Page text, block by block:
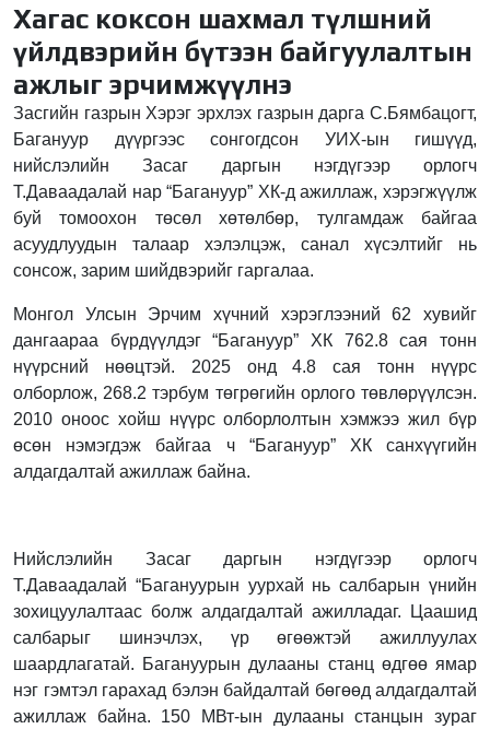
Хагас коксон шахмал түлшний
үйлдвэрийн бүтээн байгуулалтын
ажлыг эрчимжүүлнэ
Засгийн газрын Хэрэг эрхлэх газрын дарга С.Бямбацогт,
Багануур дүүргээс сонгогдсон УИХ-ын гишүүд,
нийслэлийн Засаг даргын нэгдүгээр орлогч
Т.Даваадалай нар “Багануур” ХК-д ажиллаж, хэрэгжүүлж
буй томоохон төсөл хөтөлбөр, тулгамдаж байгаа
асуудлуудын талаар хэлэлцэж, санал хүсэлтийг нь
сонсож, зарим шийдвэрийг гаргалаа.
Монгол Улсын Эрчим хүчний хэрэглээний 62 хувийг
дангаараа бүрдүүлдэг “Багануур” ХК 762.8 сая тонн
нүүрсний нөөцтэй. 2025 онд 4.8 сая тонн нүүрс
олборлож, 268.2 тэрбум төгрөгийн орлого төвлөрүүлсэн.
2010 оноос хойш нүүрс олборлолтын хэмжээ жил бүр
өсөн нэмэгдэж байгаа ч “Багануур” ХК санхүүгийн
алдагдалтай ажиллаж байна.
Нийслэлийн Засаг даргын нэгдүгээр орлогч
Т.Даваадалай “Багануурын уурхай нь салбарын үнийн
зохицуулалтаас болж алдагдалтай ажилладаг. Цаашид
салбарыг шинэчлэх, үр өгөөжтэй ажиллуулах
шаардлагатай. Багануурын дулааны станц өдгөө ямар
нэг гэмтэл гарахад бэлэн байдалтай бөгөөд алдагдалтай
ажиллаж байна. 150 МВт-ын дулааны станцын зураг